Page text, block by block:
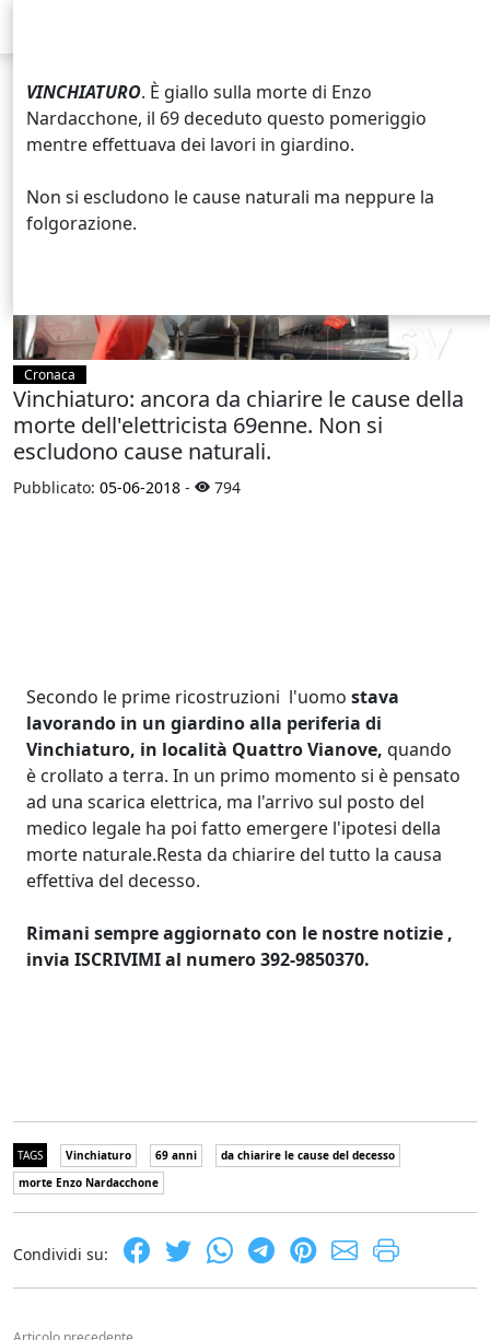
Cronaca
Vinchiaturo: ancora da chiarire le cause della
morte dell'elettricista 69enne. Non si
escludono cause naturali.
Pubblicato: 05-06-2018 - 794
VINCHIATURO. È giallo sulla morte di Enzo
Nardacchone, il 69 deceduto questo pomeriggio
mentre effettuava dei lavori in giardino.
Non si escludono le cause naturali ma neppure la
folgorazione.
Secondo le prime ricostruzioni l'uomo stava
lavorando in un giardino alla periferia di
Vinchiaturo, in località Quattro Vianove, quando
è crollato a terra. In un primo momento si è pensato
ad una scarica elettrica, ma l'arrivo sul posto del
medico legale ha poi fatto emergere l'ipotesi della
morte naturale.Resta da chiarire del tutto la causa
effettiva del decesso.
Rimani sempre aggiornato con le nostre notizie ,
invia ISCRIVIMI al numero 392-9850370.
TAGS Vinchiaturo 69 anni
da chiarire le cause del decesso
morte Enzo Nardacchone
Condividi su: